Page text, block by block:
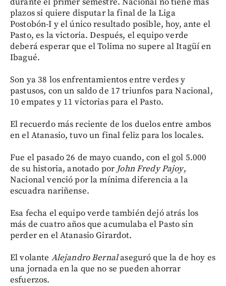
plazos si quiere disputar la final de la Liga
Postobón-I y el único resultado posible, hoy, ante el
Pasto, es la victoria. Después, el equipo verde
deberá esperar que el Tolima no supere al Itagüí en
Ibagué.
Son ya 38 los enfrentamientos entre verdes y
pastusos, con un saldo de 17 triunfos para Nacional,
10 empates y 11 victorias para el Pasto.
El recuerdo más reciente de los duelos entre ambos
en el Atanasio, tuvo un final feliz para los locales.
Fue el pasado 26 de mayo cuando, con el gol 5.000
de su historia, anotado por John Fredy Pajoy,
Nacional venció por la mínima diferencia a la
escuadra nariñense.
Esa fecha el equipo verde también dejó atrás los
más de cuatro años que acumulaba el Pasto sin
perder en el Atanasio Girardot.
El volante Alejandro Bernalaseguró que la de hoy es
una jornada en la que no se pueden ahorrar
esfuerzos.